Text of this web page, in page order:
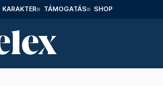
KARAKTER TÁMOGATÁS SHOP